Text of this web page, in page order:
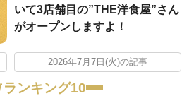
いて3店舗目の”THE洋食屋”さん
がオープンしますよ！
2026年7月7日(火)の記事
ランキング10